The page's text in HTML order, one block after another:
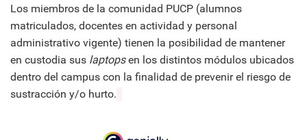
Los miembros de la comunidad PUCP (alumnos
matriculados, docentes en actividad y personal
administrativo vigente) tienen la posibilidad de mantener
en custodia sus laptopsen los distintos módulos ubicados
dentro del campus con la finalidad de prevenir el riesgo de
sustracción y/o hurto.